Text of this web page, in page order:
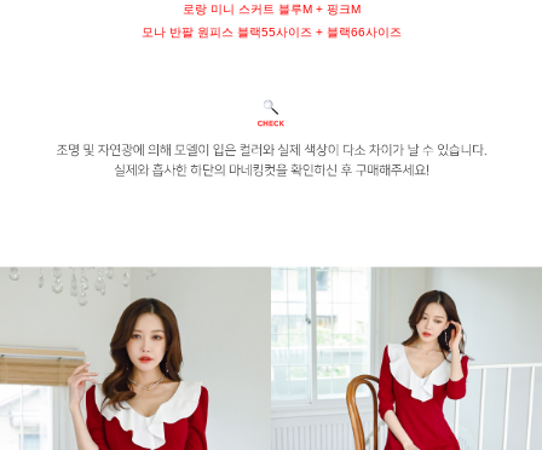
로랑 미니 스커트 블루M + 핑크M
모나 반팔 원피스 블랙55사이즈 + 블랙66사이즈